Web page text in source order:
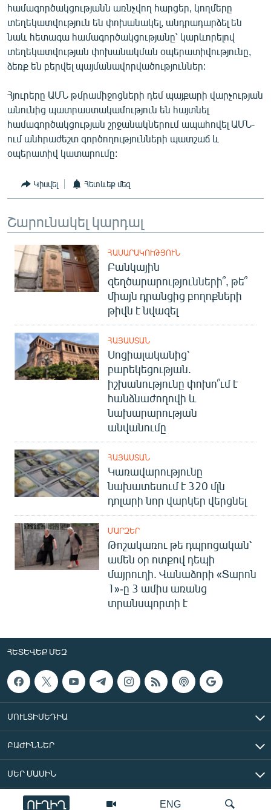
English
Русский
ՀԵՏԵՎԵՔ ՄԵԶ
«Ազատության» բոլոր կայքերը
ENG
ՈՒՂԻՂ
համագործակցությանն առնչվող հարցեր, կողմերը
տեղեկատվություն են փոխանակել, անդրադարձել են
նաև հետագա համագործակցությանը՝ կարևորելով
տեղեկատվության փոխանակման օպերատիվությունը,
ձեռք են բերվել պայմանավորվածություններ:
Հյուրերը ԱՄՆ թմրամիջոցների դեմ պայքարի վարչության
անունից պատրաստակամություն են հայտնել
համագործակցության շրջանակներում ապահովել ԱՄՆ-
ում անհրաժեշտ գործողությունների պատշաճ և
օպերատիվ կատարումը:
Կիսվել Հետևեք մեզ
Շարունակել կարդալ
ՀԱՍԱՐԱԿՈՒԹՅՈՒՆ
Բանկային
զեղծարարությունների՞, թե՞
միայն դրանցից բողոքների
թիվն է նվազել
ՀԱՅԱՍՏԱՆ
Սոցիալականից՝
բարեկեցության.
իշխանությունը փոխո՞ւմ է
հանձնաժողովի և
նախարարության
անվանումը
ՀԱՅԱՍՏԱՆ
Կառավարությունը
նախատեսում է 320 մլն
դոլարի նոր վարկեր վերցնել
ՄԱՐԶԵՐ
Թոշակառու թե դպրոցական՝
ամեն օր ոտքով դեպի
մայրուղի. Վանաձորի «Տարոն
1»-ը 3 ամիս առանց
տրանսպորտի է
ՀԵՏԵՎԵՔ ՄԵԶ
ՄՈՒԼՏԻՄԵԴԻԱ
ԲԱԺԻՆՆԵՐ
ՄԵՐ ՄԱՍԻՆ
«Ազատ Եվրոպա/Ազատություն» ռադիոկայան © 2026